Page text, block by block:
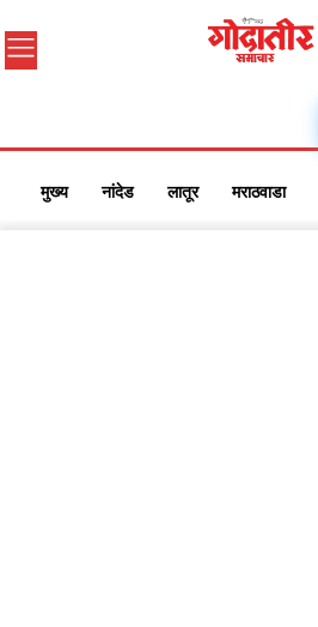
मुख्य नांदेड लातूर मराठवाडा